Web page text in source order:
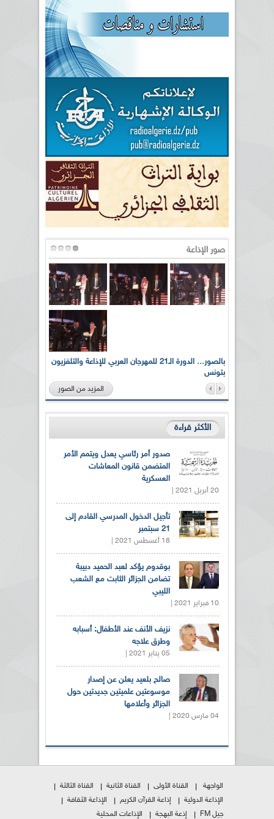
صور الإذاعة
بالصور... الدورة الـ21 للمهرجان العربي للإذاعة والتلفزيون
بتونس
المزيد من الصور
الأكثر قراءة
صدور أمر رئاسي يعدل ويتمم الأمر
المتضمن قانون المعاشات
العسكرية
20 أبريل 2021 |
تأجيل الدخول المدرسي القادم إلى
21 سبتمبر
18 أغسطس 2021 |
بوقدوم يؤكد لعبد الحميد دبيبة
تضامن الجزائر الثابت مع الشعب
الليبي
10 فبراير 2021 |
نزيف الأنف عند الأطفال: أسبابه
وطرق علاجه
05 يناير 2021 |
صالح بلعيد يعلن عن إصدار
موسوعتين علميتين جديدتين حول
الجزائر وأعلامها
04 مارس 2020 |
الواجهة القناة الأولى القناة الثانية
القناة الثالثة
الإذاعة الدولية
إذاعة القرآن الكريم
الإذاعة الثقافة
جيل FM
إذعة البهجة الإذاعات المحلية